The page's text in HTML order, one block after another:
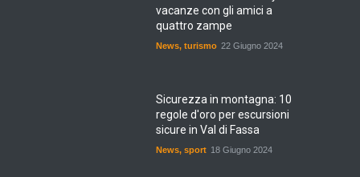
vacanze con gli amici a
quattro zampe
News, turismo 22 Giugno 2024
Sicurezza in montagna: 10
regole d'oro per escursioni
sicure in Val di Fassa
News, sport 18 Giugno 2024